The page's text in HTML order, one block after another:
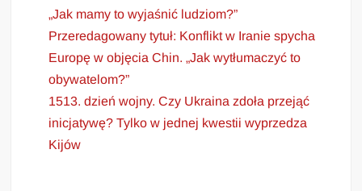
„Jak mamy to wyjaśnić ludziom?”
Przeredagowany tytuł: Konflikt w Iranie spycha
Europę w objęcia Chin. „Jak wytłumaczyć to
obywatelom?”
1513. dzień wojny. Czy Ukraina zdoła przejąć
inicjatywę? Tylko w jednej kwestii wyprzedza
Kijów